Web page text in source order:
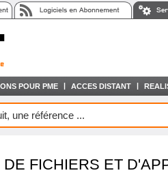
POUR PME | ACCES DISTANT |
FICHIERS ET